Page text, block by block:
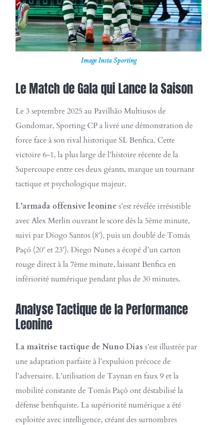
Image Insta Sporting
Le Match de Gala qui Lance la Saison
Le 3 septembre 2025 au Pavilhão Multiusos de
Gondomar, Sporting CP a livré une démonstration de
force face à son rival historique SL Benfica. Cette
victoire 6-1, la plus large de l’histoire récente de la
Supercoupe entre ces deux géants, marque un tournant
tactique et psychologique majeur.
L’armada offensive leonine s’est révélée irrésistible
avec Alex Merlin ouvrant le score dès la 5ème minute,
suivi par Diogo Santos (8′), puis un doublé de Tomás
Paçó (20′ et 23′). Diego Nunes a écopé d’un carton
rouge direct à la 7ème minute, laissant Benfica en
infériorité numérique pendant plus de 30 minutes.
Analyse Tactique de la Performance
Leonine
La maîtrise tactique de Nuno Dias s’est illustrée par
une adaptation parfaite à l’expulsion précoce de
l’adversaire. L’utilisation de Taynan en faux 9 et la
mobilité constante de Tomás Paçó ont déstabilisé la
défense benfiquiste. La supériorité numérique a été
exploitée avec intelligence, créant des surnombres